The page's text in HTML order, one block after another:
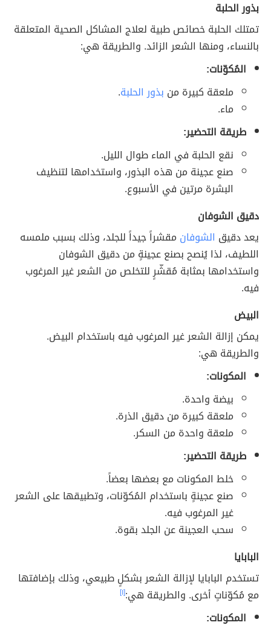
بذور الحلبة
تمتلك الحلبة خصائص طبية لعلاج المشاكل الصحية المتعلقة
بالنساء، ومنها الشعر الزائد. والطريقة هي:
المُكوّنات:
ملعقة كبيرة من بذور الحلبة.
ماء.
طريقة التحضير:
نقع الحلبة في الماء طوال الليل.
صنع عجينة من هذه البذور، واستخدامها لتنظيف
البشرة مرتين في الأسبوع.
دقيق الشوفان
يعد دقيق الشوفان مقشراً جيداً للجلد، وذلك بسبب ملمسه
اللطيف، لذا يُنصح بصنع عجينةٍ من دقيق الشوفان
واستخدامها بمثابة مُقشّرٍ للتخلص من الشعر غير المرغوب
فيه.
البيض
يمكن إزالة الشعر غير المرغوب فيه باستخدام البيض.
والطريقة هي:
المكونات:
بيضة واحدة.
ملعقة كبيرة من دقيق الذرة.
ملعقة واحدة من السكر.
طريقة التحضير:
خلط المكونات مع بعضها بعضاً.
صنع عجينةٍ باستخدام المُكوّنات، وتطبيقها على الشعر
غير المرغوب فيه.
سحب العجينة عن الجلد بقوة.
البابايا
تستخدم البابايا لإزالة الشعر بشكلٍ طبيعي، وذلك بإضافتها
مع مُكوّناتٍ أخرى. والطريقة هي:[١]
المكونات: